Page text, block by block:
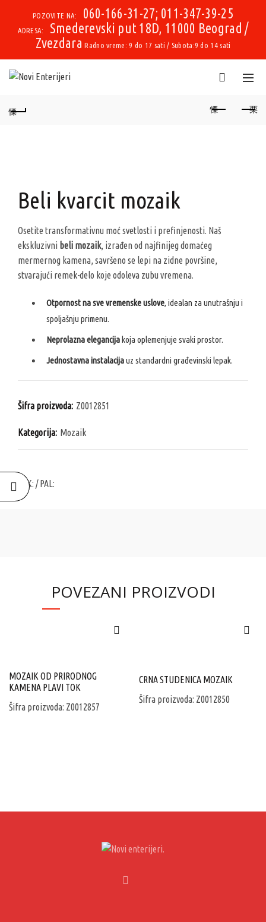
POZOVITE NA: 060-166-31-27; 011-347-39-25
ADRESA:
Smederevski put 18D, 11000 Beograd /
Zvezdara Radno vreme: 9 do 17 sati / Subota:9 do 14 sati
Beli kvarcit mozaik
Osetite transformativnu moć svetlosti i prefinjenosti. Naš
ekskluzivni beli mozaik, izrađen od najfinijeg domaćeg
mermernog kamena, savršeno se lepi na zidne površine,
stvarajući remek-delo koje odoleva zubu vremena.
Otpornost na sve vremenske uslove, idealan za unutrašnju i
spoljašnju primenu.
Neprolazna elegancijakoja oplemenjuje svaki prostor.
Jednostavna instalacijauz standardni građevinski lepak.
Šifra proizvoda: Z0012851
Kategorija: Mozaik
PAK: / PAL:
POVEZANI PROIZVODI
MOZAIK OD PRIRODNOG
KAMENA PLAVI TOK
Šifra proizvoda: Z0012857
CRNA STUDENICA MOZAIK
Šifra proizvoda: Z0012850